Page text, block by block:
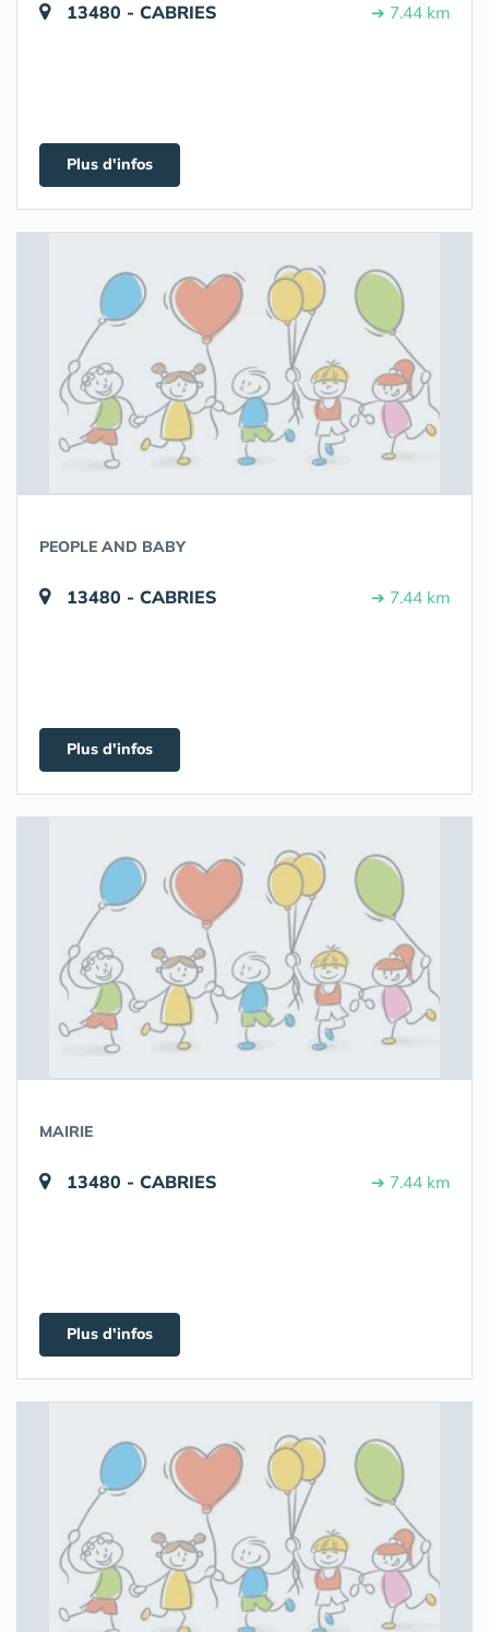
13480 - CABRIES ➔ 7.44 km
Plus d'infos
PEOPLE AND BABY
13480 - CABRIES ➔ 7.44 km
Plus d'infos
MAIRIE
13480 - CABRIES ➔ 7.44 km
Plus d'infos